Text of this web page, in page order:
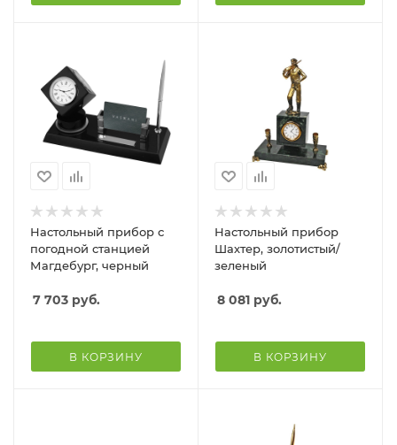
Настольный прибор с
погодной станцией
Магдебург, черный
7 703 руб.
В КОРЗИНУ
Настольный прибор
Шахтер, золотистый/
зеленый
8 081 руб.
В КОРЗИНУ